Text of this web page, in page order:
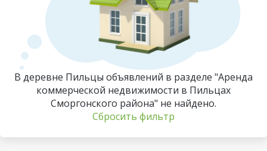
В деревне Пильцы объявлений в разделе "Аренда
коммерческой недвижимости в Пильцах
Сморгонского района" не найдено.
Сбросить фильтр